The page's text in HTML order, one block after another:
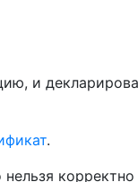
и
.